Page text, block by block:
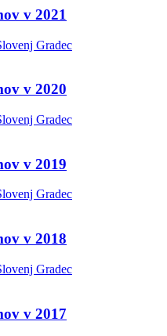
v 2021
Gradec
v 2020
Gradec
v 2019
Gradec
v 2018
Gradec
v 2017